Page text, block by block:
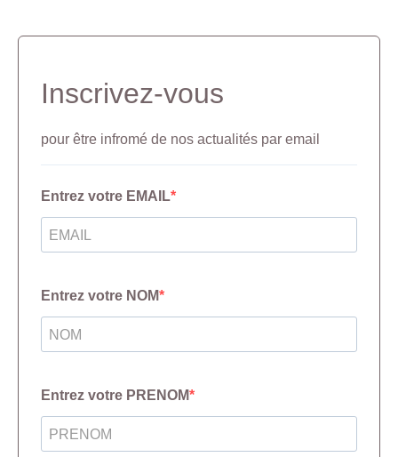
Inscrivez-vous
pour être infromé de nos actualités par email
Entrez votre EMAIL
Entrez votre NOM
Entrez votre PRENOM